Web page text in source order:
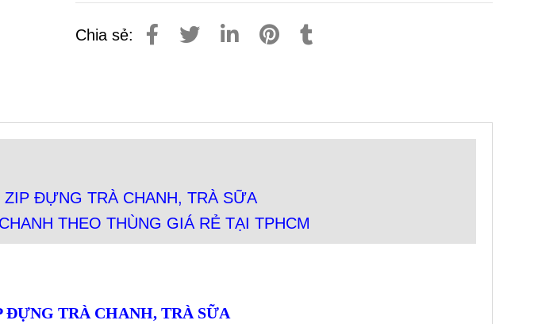
Chia sẻ:
ĐỰNG TRÀ CHANH, TRÀ SỮA
THEO THÙNG GIÁ RẺ TẠI TPHCM
TRÀ CHANH, TRÀ SỮA